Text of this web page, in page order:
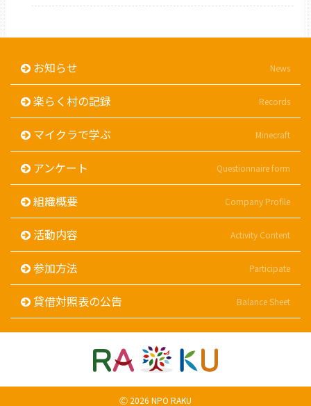
お知らせ News
楽らく村の記録 Records
マイクラで学ぶ Minecraft
アンケート Questionnaire form
組織概要 Company Profile
活動内容 Activity Content
参加方法 Participate
貸借対照表の公告 Balance Sheet
Ⓒ 2026 NPO RAKU